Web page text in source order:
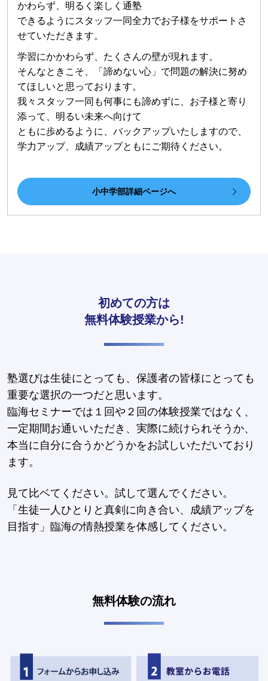
かわらず、明るく楽しく通塾
できるようにスタッフ一同全力でお子様をサポートさ
せていただきます。
学習にかかわらず、たくさんの壁が現れます。
そんなときこそ、「諦めない心」で問題の解決に努め
てほしいと思っております。
我々スタッフ一同も何事にも諦めずに、お子様と寄り
添って、明るい未来へ向けて
ともに歩めるように、バックアップいたしますので、
学力アップ、成績アップともにご期待ください。
小中学部詳細ページへ
初めての方は
無料体験授業から!
塾選びは生徒にとっても、保護者の皆様にとっても
重要な選択の一つだと思います。
臨海セミナーでは１回や２回の体験授業ではなく、
一定期間お通いいただき、実際に続けられそうか、
本当に自分に合うかどうかをお試しいただいており
ます。
見て比ベてください。試して選んでください。
「生徒一人ひとりと真剣に向き合い、成績アップを
目指す」臨海の情熱授業を体感してください。
無料体験の流れ